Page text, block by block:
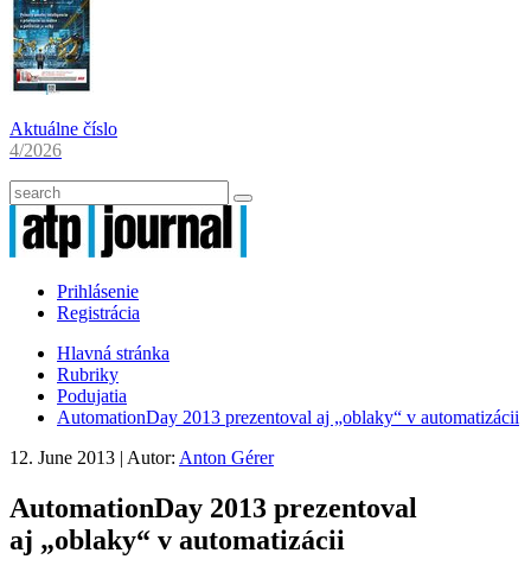
Aktuálne číslo
4/2026
Prihlásenie
Registrácia
Hlavná stránka
Rubriky
Podujatia
AutomationDay 2013 prezentoval aj „oblaky“ v automatizácii
12. June 2013 | Autor: Anton Gérer
AutomationDay 2013 prezentoval
aj „oblaky“ v automatizácii